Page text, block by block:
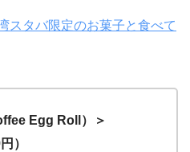
スタバ限定のお菓子と食べて
Egg Roll）＞
）